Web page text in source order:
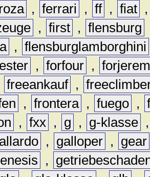
, ferrari , ff , fiat
, first , flensburg
, flensburglamborghini
, forfour ,
freeankauf ,
, frontera , fuego ,
, fxx , g , g-klasse
, galloper ,
gear
,